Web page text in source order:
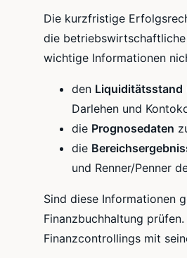
Die kurzfristige
die
wichtige Informationen
den Liquiditätsstand
Darlehen und
die Prognosedaten
die
und Renner/Penner
Sind diese Informationen
Finanzbuchhaltung
Finanzcontrollings mit